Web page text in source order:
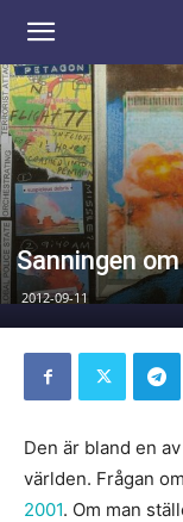
VAKEN.se
Sanningen
2012-09-11
Den är bland en
världen. Frågan
2001. Om man